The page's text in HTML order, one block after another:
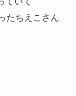
たちえこさん